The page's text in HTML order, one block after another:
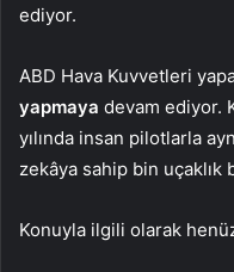
ediyor.
ABD Hava Kuvvetleri
yapmaya devam ediyor.
yılında insan pilotlarla
zekâya sahip bin
Konuyla ilgili olarak